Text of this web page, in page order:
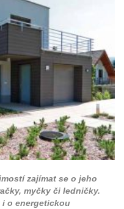
zajímat se o jeho
myčky či ledničky.
o energetickou